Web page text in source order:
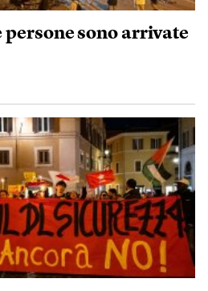
persone sono arrivate